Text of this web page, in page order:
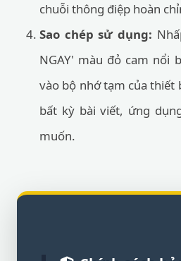
chuỗi thông điệp hoàn
Sao chép sử dụng:
NGAY' màu đỏ cam nổi
vào bộ nhớ tạm của thiết
bất kỳ bài viết, ứng
muốn.